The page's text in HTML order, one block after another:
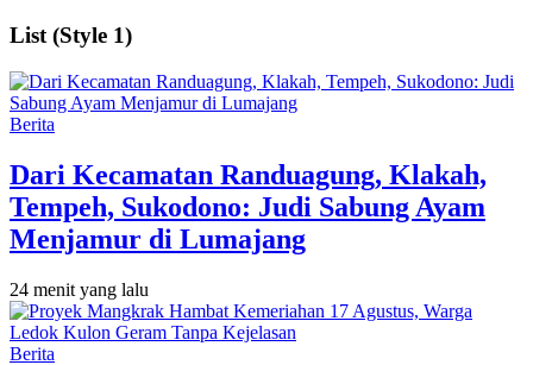
List (Style 1)
Berita
‎Dari Kecamatan Randuagung, Klakah,
Tempeh, Sukodono: Judi Sabung Ayam
Menjamur di Lumajang
24 menit yang lalu
Berita